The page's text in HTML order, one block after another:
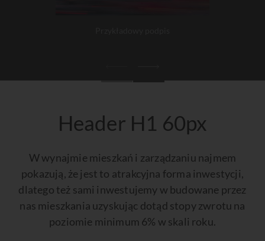
Header H1 60px
W wynajmie mieszkań i zarządzaniu najmem
pokazują, że jest to atrakcyjna forma inwestycji,
dlatego też sami inwestujemy w budowane przez
nas mieszkania uzyskując dotąd stopy zwrotu na
poziomie minimum 6% w skali roku.